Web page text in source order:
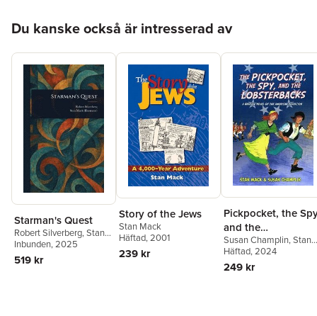
Du kanske också är intresserad av
Starman's Quest
Robert Silverberg,Stan
Mack
Inbunden, 2025
519 kr
Story of the Jews
Stan Mack
Häftad, 2001
239 kr
Pickpocket, the
and the
Lobsterbacks
Susan Champlin,Stan
Mack
Häftad, 2024
249 kr